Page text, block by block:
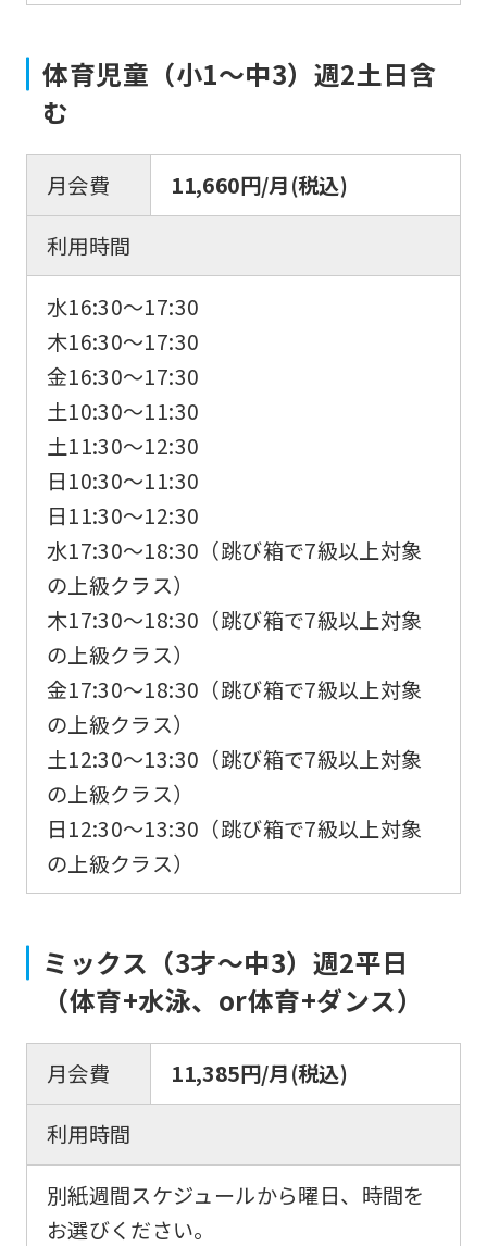
体育児童（小1～中3）週2土日含
む
月会費
11,660円/月(税込)
利用時間
水16:30〜17:30
木16:30〜17:30
金16:30〜17:30
土10:30〜11:30
土11:30〜12:30
日10:30〜11:30
日11:30〜12:30
水17:30～18:30（跳び箱で7級以上対象
の上級クラス）
木17:30～18:30（跳び箱で7級以上対象
の上級クラス）
金17:30～18:30（跳び箱で7級以上対象
の上級クラス）
土12:30～13:30（跳び箱で7級以上対象
の上級クラス）
日12:30～13:30（跳び箱で7級以上対象
の上級クラス）
ミックス（3才～中3）週2平日
（体育+水泳、or体育+ダンス）
月会費
11,385円/月(税込)
利用時間
別紙週間スケジュールから曜日、時間を
お選びください。
For
foreigners
Central
official
website
automatically
translated